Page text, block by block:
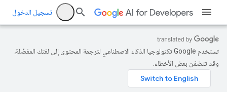
تسجيل الدخول
تستخدم Google تكنولوجيا الذكاء الاصطناعي لترجمة المحتوى إلى لغتك المفضّلة،
وقد تتضمّن بعض الأخطاء.